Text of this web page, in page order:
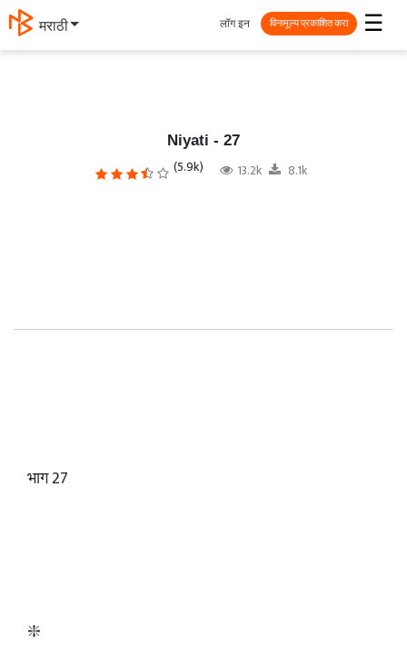
தமிழ் ☰
लॉग इन विनामूल्य प्रकाशित करा
Niyati - 27
(5.9k) 13.2k 8.1k
भाग 27
❇️